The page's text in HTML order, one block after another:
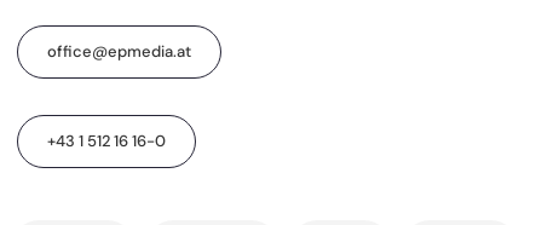
office@epmedia.at
+43 1 512 16 16-0